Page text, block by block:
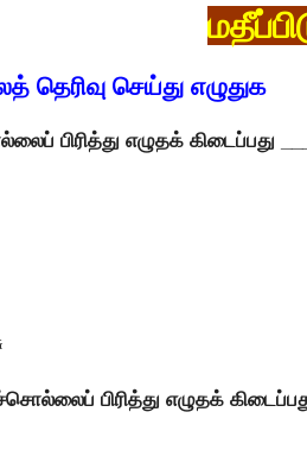
தெரிவு செய்து எழுதுக
பிரித்து எழுதக் கிடைப்பது
பிரித்து எழுதக்